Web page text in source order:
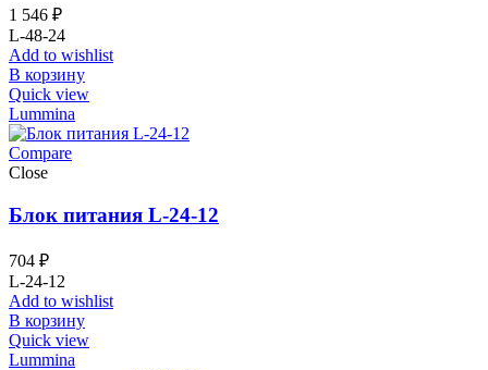
1 546 ₽
L-48-24
Add to wishlist
В корзину
Quick view
Lummina
Compare
Close
Блок питания L-24-12
704 ₽
L-24-12
Add to wishlist
В корзину
Quick view
Lummina